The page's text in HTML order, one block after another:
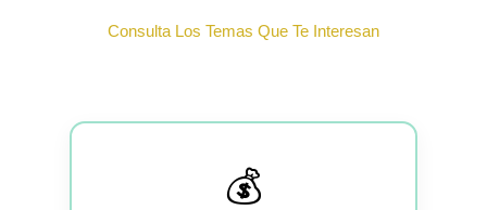
Consulta Los Temas Que Te Interesan
💰